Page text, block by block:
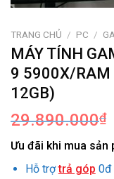
TRANG CHỦ / PC /
MÁY TÍNH
9 5900X/RAM
12GB)
29.890.000₫
Ưu đãi khi mua sản
Hỗ trợtrả góp 0đ